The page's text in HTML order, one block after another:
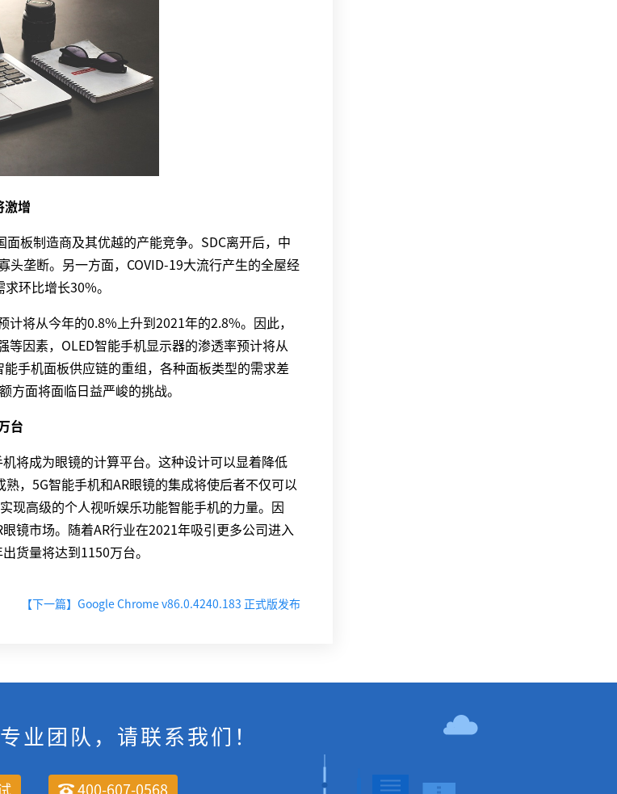
激增
板制造商及其优越的产能竞争。SDC离开后，中
垄断。另一方面，COVID-19大流行产生的全屋经
环比增长30%。
将从今年的0.8%上升到2021年的2.8%。因此，
因素，OLED智能手机显示器的渗透率预计将从
手机面板供应链的重组，各种面板类型的需求差
面将面临日益严峻的挑战。
台
将成为眼镜的计算平台。这种设计可以显着降低
，5G智能手机和AR眼镜的集成将使后者不仅可以
现高级的个人视听娱乐功能智能手机的力量。因
镜市场。随着AR行业在2021年吸引更多公司进入
货量将达到1150万台。
【下一篇】Google Chrome v86.0.4240.183 正式版发布
业团队，请联系我们！
400-607-0568